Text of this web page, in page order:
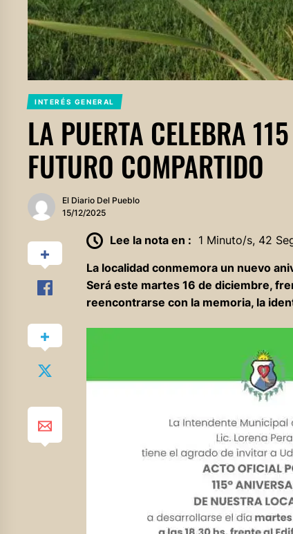
INTERÉS GENERAL
LA PUERTA CELEBRA
FUTURO COMPARTIDO
El Diario Del Pueblo
15/12/2025
Lee la nota en : 1 Minuto/s, 42
La localidad conmemora un nuevo
Será este martes 16 de diciembre,
reencontrarse con la memoria, la